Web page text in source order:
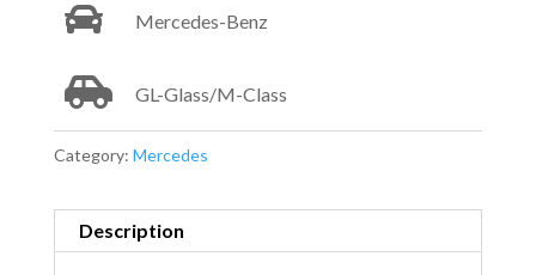
Mercedes-Benz
GL-Glass/M-Class
Category: Mercedes
Description